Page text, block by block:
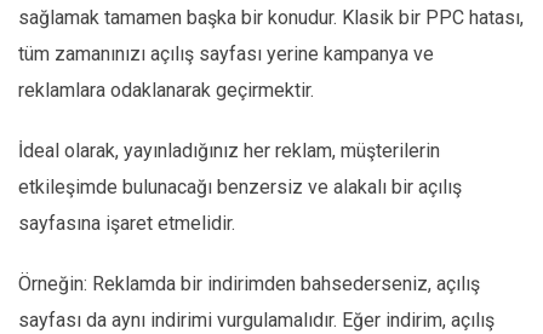
sağlamak tamamen başka bir konudur. Klasik bir PPC hatası,
tüm zamanınızı açılış sayfası yerine kampanya ve
reklamlara odaklanarak geçirmektir.
İdeal olarak, yayınladığınız her reklam, müşterilerin
etkileşimde bulunacağı benzersiz ve alakalı bir açılış
sayfasına işaret etmelidir.
Örneğin: Reklamda bir indirimden bahsederseniz, açılış
sayfası da aynı indirimi vurgulamalıdır. Eğer indirim, açılış